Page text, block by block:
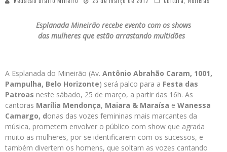
Esplanada Mineirão recebe evento com os shows
das mulheres que estão arrastando multidões
A Esplanada do Mineirão (Av. Antônio Abrahão Caram, 1001,
Pampulha, Belo Horizonte) será palco para a Festa das
Patroas neste sábado, 25 de março, a partir das 16h. As
cantoras Marília Mendonça, Maiara & Maraísa e Wanessa
Camargo, donas das vozes femininas mais marcantes da
música, prometem envolver o público com show que agrada
muito as mulheres, por se identificarem com os sucessos, e
também divertem os homens, que soltam as vozes cantando